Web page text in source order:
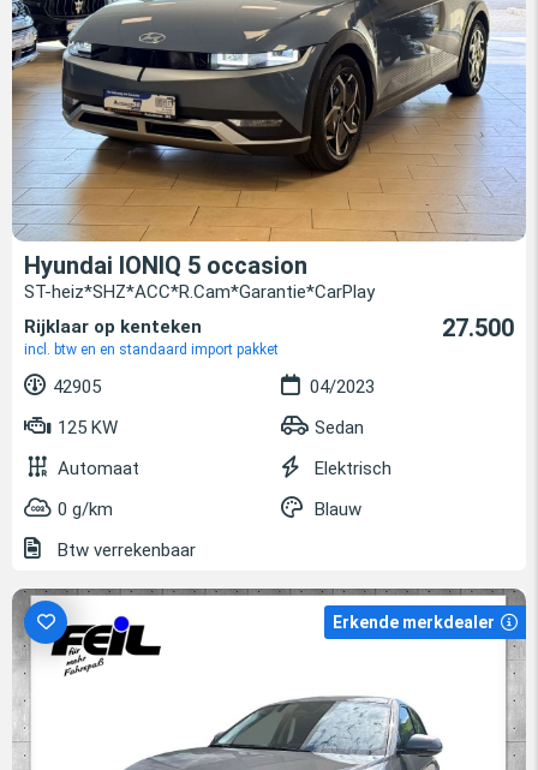
Hyundai IONIQ 5 occasion
ST-heiz*SHZ*ACC*R.Cam*Garantie*CarPlay
Rijklaar op kenteken
incl. btw en en standaard import pakket
27.500
42905
04/2023
125 KW
Sedan
Automaat
Elektrisch
0 g/km
Blauw
Btw verrekenbaar
Erkende merkdealer